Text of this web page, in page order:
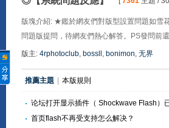
版塊介紹: ★鑑於網友們對版型設置問題如雪
問題版提問，待網友們熱心解答。PS發問前
版主: 4rphotoclub, bossll , bonimon, 无界
推薦主題 本版規則
论坛打开显示插件（ Shockwave Flash）
复？首页flash不再受支持怎么解决？